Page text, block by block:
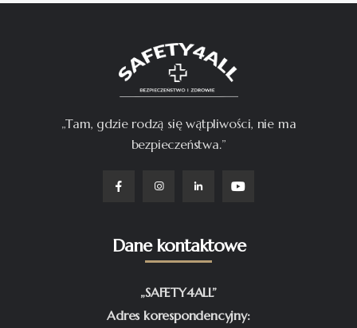
„Tam, gdzie rodzą się wątpliwości, nie ma
bezpieczeństwa.”
Dane kontaktowe
„SAFETY4ALL”
Adres korespondencyjny: